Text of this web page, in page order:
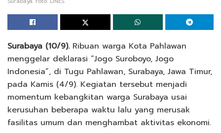
Surabaya (10/9).Ribuan warga Kota Pahlawan
menggelar deklarasi “Jogo Suroboyo, Jogo
Indonesia”, di Tugu Pahlawan, Surabaya, Jawa Timur,
pada Kamis (4/9). Kegiatan tersebut menjadi
momentum kebangkitan warga Surabaya usai
kerusuhan beberapa waktu lalu yang merusak
fasilitas umum dan menghambat aktivitas ekonomi.